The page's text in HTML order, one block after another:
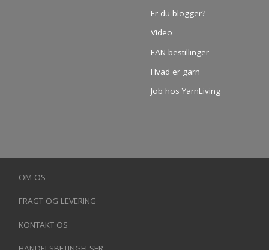
Er du blogger?
Video
EAN bestillinger
Hvad er garn
Job hos YarnLiving
OM OS
FRAGT OG LEVERING
KONTAKT OS